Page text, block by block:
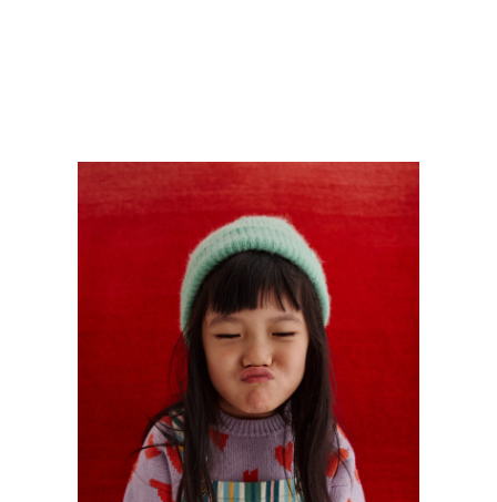
DOOLITTLE MAGAZINE
Kids